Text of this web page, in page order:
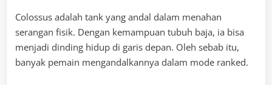
Colossus adalah tank yang andal dalam menahan
serangan fisik. Dengan kemampuan tubuh baja, ia bisa
menjadi dinding hidup di garis depan. Oleh sebab itu,
banyak pemain mengandalkannya dalam mode ranked.